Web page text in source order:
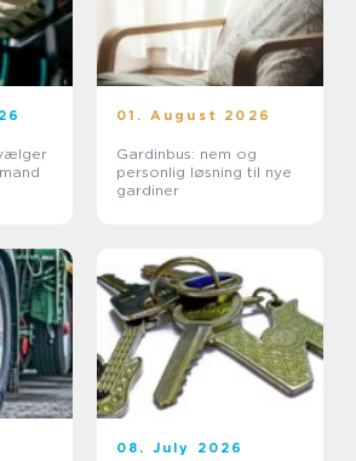
01. August 2026
Gardinbus: nem og
personlig løsning til nye
gardiner
08. July 2026